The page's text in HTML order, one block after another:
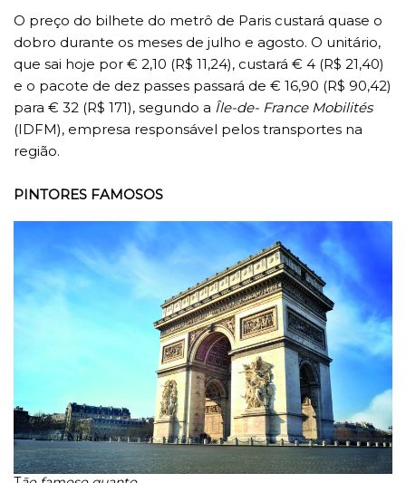
O preço do bilhete do metrô de Paris custará quase o
dobro durante os meses de julho e agosto. O unitário,
que sai hoje por € 2,10 (R$ 11,24), custará € 4 (R$ 21,40)
e o pacote de dez passes passará de € 16,90 (R$ 90,42)
para € 32 (R$ 171), segundo a Île-de- France Mobilités
(IDFM), empresa responsável pelos transportes na
região.
PINTORES FAMOSOS